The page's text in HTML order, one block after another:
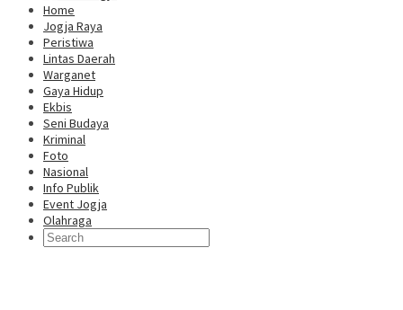
Home
Jogja Raya
Peristiwa
Lintas Daerah
Warganet
Gaya Hidup
Ekbis
Seni Budaya
Kriminal
Foto
Nasional
Info Publik
Event Jogja
Olahraga